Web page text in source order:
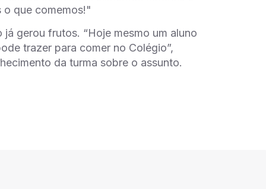
o que comemos!"
gerou frutos. “Hoje mesmo um aluno
trazer para comer no Colégio”,
da turma sobre o assunto.